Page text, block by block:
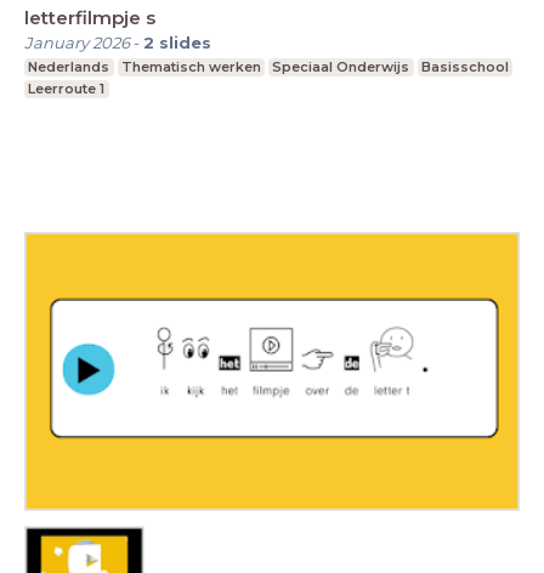
letterfilmpje s
January 2026- 2 slides
Nederlands Thematisch werken Speciaal Onderwijs
Basisschool
Leerroute 1